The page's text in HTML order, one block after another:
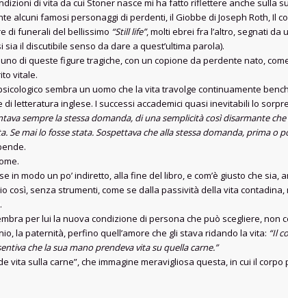
di vita da cui Stoner nasce mi ha fatto riflettere anche sulla
alcuni famosi personaggi di perdenti, il Giobbe di Joseph Roth, Il
di funerali del bellissimo “Still life”, molti ebrei fra l’altro, segnati
sia il discutibile senso da dare a quest’ultima parola).
di queste figure tragiche, con un copione da perdente nato,
vitale.
sembra un uomo che la vita travolge continuamente
di letteratura inglese. I successi accademici quasi inevitabili lo
sempre la stessa domanda, di una semplicità così disarmante
Se mai lo fosse stata. Sospettava che alla stessa domanda, prima o
in modo un po’ indiretto, alla fine del libro, e com’è giusto che sia,
così, senza strumenti, come se dalla passività della vita
per lui la nuova condizione di persona che può scegliere, non
la paternità, perfino quell’amore che gli stava ridando la vita: “Il
che la sua mano prendeva vita su quella carne.”
vita sulla carne”, che immagine meravigliosa questa, in cui il